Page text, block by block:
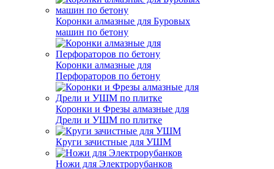
Коронки алмазные для Буровых
машин по бетону
Коронки алмазные для
Перфораторов по бетону
Коронки и Фрезы алмазные для
Дрели и УШМ по плитке
Круги зачистные для УШМ
Ножи для Электрорубанков